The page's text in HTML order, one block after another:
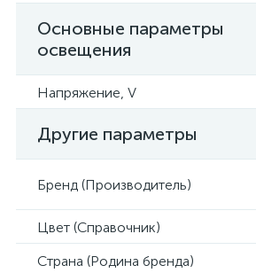
Основные параметры
освещения
Напряжение, V
Другие параметры
Бренд (Производитель)
Цвет (Справочник)
Страна (Родина бренда)